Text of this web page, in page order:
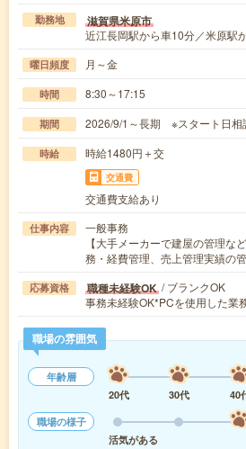
勤務地 滋賀県米原市
近江長岡駅から車10分／米原駅
曜日頻度 月～金
時間 8:30～17:15
期間 2026/9/1～長期 ※スタート日相
時給 時給1480円＋交
交通費
交通費支給あり
仕事内容
一般事務
【大手メーカーで建屋の管理な
務・経費管理、売上管理実績の
応募資格 職種未経験OK / ブランクOK
事務未経験OK*PCを使用した業
職場の雰囲気
年齢層
20代
30代 40
職場の様子
活気がある